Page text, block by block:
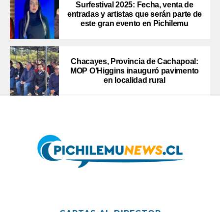
Surfestival 2025: Fecha, venta de
entradas y artistas que serán parte de
este gran evento en Pichilemu
Chacayes, Provincia de Cachapoal:
MOP O’Higgins inauguró pavimento
en localidad rural